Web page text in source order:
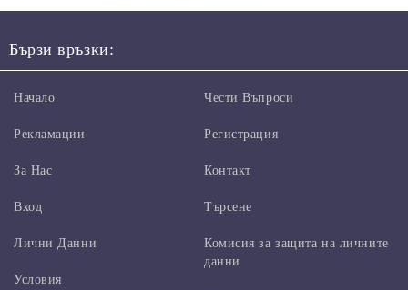
Бързи връзки:
Начало
Рекламации
За Нас
Вход
Чести Въпроси
Регистрация
Контакт
Търсене
Лични Данни
Условия
Комисия за защита на личните
данни